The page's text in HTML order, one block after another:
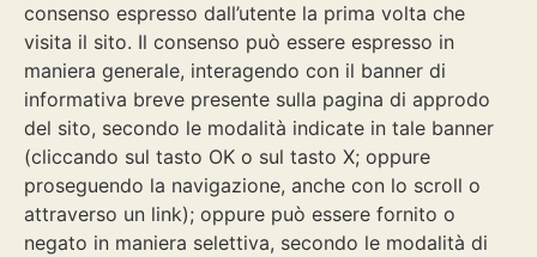
consenso espresso dall’utente la prima volta che
visita il sito. Il consenso può essere espresso in
maniera generale, interagendo con il banner di
informativa breve presente sulla pagina di approdo
del sito, secondo le modalità indicate in tale banner
(cliccando sul tasto OK o sul tasto X; oppure
proseguendo la navigazione, anche con lo scroll o
attraverso un link); oppure può essere fornito o
negato in maniera selettiva, secondo le modalità di